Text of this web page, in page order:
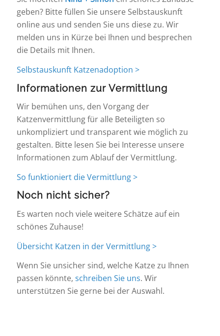
geben? Bitte füllen Sie unsere Selbstauskunft
online aus und senden Sie uns diese zu. Wir
melden uns in Kürze bei Ihnen und besprechen
die Details mit Ihnen.
Selbstauskunft Katzenadoption >
Informationen zur Vermittlung
Wir bemühen uns, den Vorgang der
Katzenvermittlung für alle Beteiligten so
unkompliziert und transparent wie möglich zu
gestalten. Bitte lesen Sie bei Interesse unsere
Informationen zum Ablauf der Vermittlung.
So funktioniert die Vermittlung >
Noch nicht sicher?
Es warten noch viele weitere Schätze auf ein
schönes Zuhause!
Übersicht Katzen in der Vermittlung >
Wenn Sie unsicher sind, welche Katze zu Ihnen
passen könnte, schreiben Sie uns. Wir
unterstützen Sie gerne bei der Auswahl.